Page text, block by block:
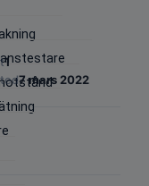
1
7 mars 2022